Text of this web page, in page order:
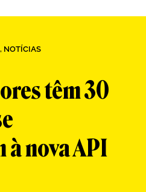
, NOTÍCIAS
têm 30
nova API